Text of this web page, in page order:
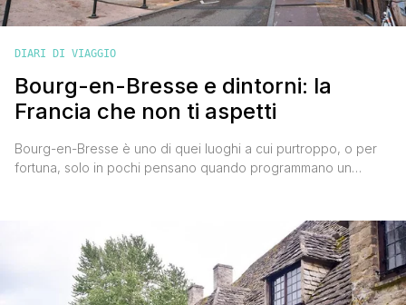
DIARI DI VIAGGIO
Bourg-en-Bresse e dintorni: la
Francia che non ti aspetti
Bourg-en-Bresse è uno di quei luoghi a cui purtroppo, o per
fortuna, solo in pochi pensano quando programmano un
ancora nel mirino del turismo di massa riesce a farsi conoscere
in maniera lenta regalando momenti indimenticabili tra natura,